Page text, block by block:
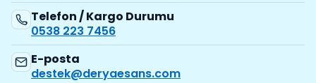
Telefon / Kargo Durumu
0538 223 7456
E-posta
destek@deryaesans.com